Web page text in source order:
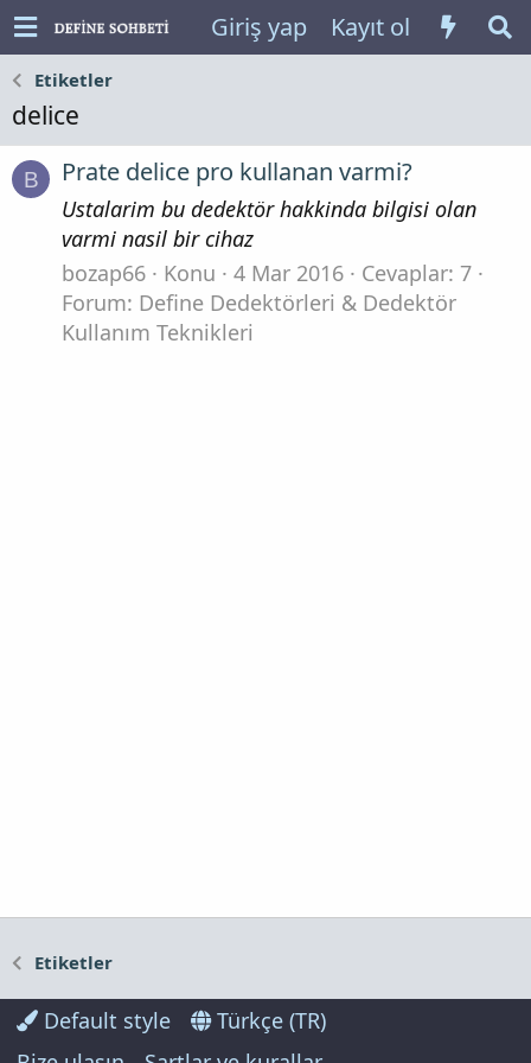
Giriş yap Kayıt ol
Etiketler
delice
B Prate delice pro kullanan varmi?
Ustalarim bu dedektör hakkinda bilgisi olan
varmi nasil bir cihaz
bozap66
Konu 4 Mar 2016
Cevaplar: 7
Forum: Define Dedektörleri & Dedektör
Kullanım Teknikleri
Etiketler
Default style
Türkçe (TR)